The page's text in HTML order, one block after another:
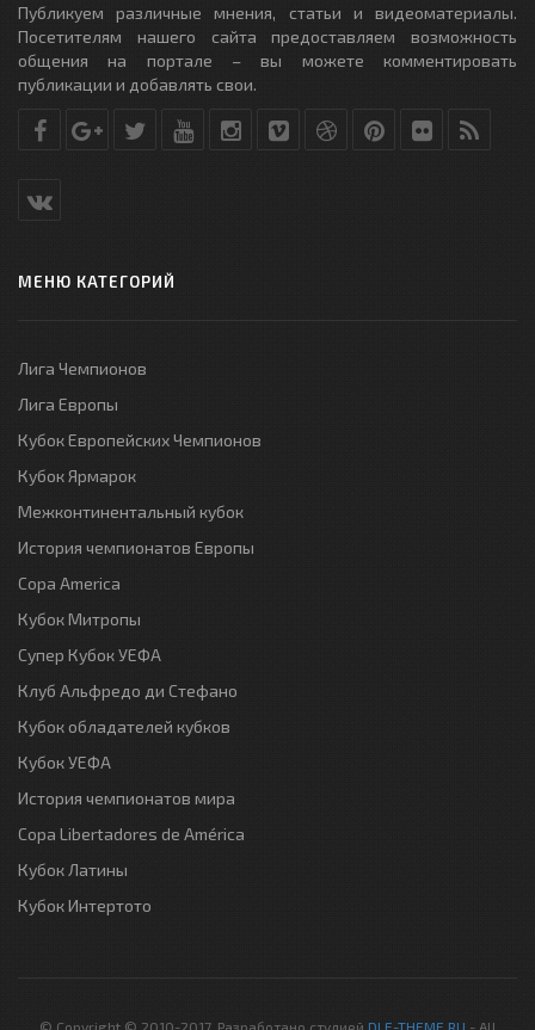
Публикуем различные мнения, статьи и видеоматериалы.
Посетителям нашего сайта предоставляем возможность
общения на портале – вы можете комментировать
публикации и добавлять свои.
МЕНЮ КАТЕГОРИЙ
Лига Чемпионов
Лига Европы
Кубок Европейских Чемпионов
Кубок Ярмарок
Межконтинентальный кубок
История чемпионатов Европы
Copa America
Кубок Митропы
Супер Кубок УЕФА
Клуб Альфредо ди Стефано
Кубок обладателей кубков
Кубок УЕФА
История чемпионатов мира
Copa Libertadores de América
Кубок Латины
Кубок Интертото
© Copyright © 2010-2017. Разработано студией DLE-THEME.RU - All